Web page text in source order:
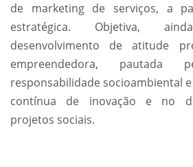
de marketing de serviços, a
estratégica. Objetiva,
desenvolvimento de atitude
empreendedora, pautada
responsabilidade socioambiental
contínua de inovação e no
projetos sociais.